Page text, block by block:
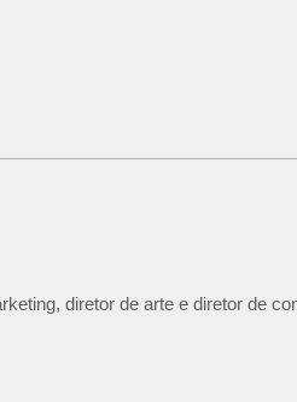
diretor de arte e diretor de